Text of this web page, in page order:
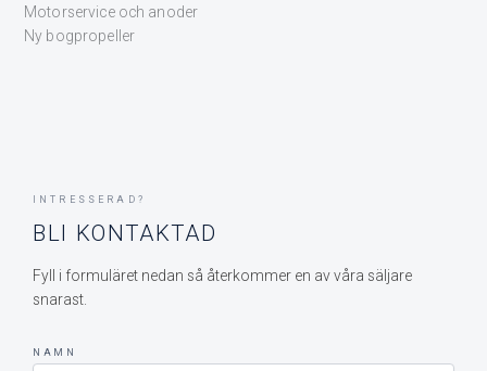
Motorservice och anoder
Ny bogpropeller
INTRESSERAD?
BLI KONTAKTAD
Fyll i formuläret nedan så återkommer en av våra säljare
snarast.
NAMN